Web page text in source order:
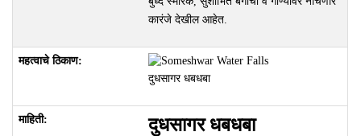
कारंजे देखील आहेत.
दुधसागर धबधबा
दुधसागर धबधबा